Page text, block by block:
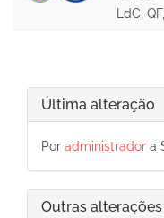
LdC,
Última alteração
Por administrador a
Outras alterações